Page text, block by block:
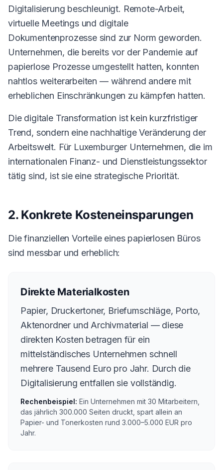
Digitalisierung beschleunigt. Remote-Arbeit,
virtuelle Meetings und digitale
Dokumentenprozesse sind zur Norm geworden.
Unternehmen, die bereits vor der Pandemie auf
papierlose Prozesse umgestellt hatten, konnten
nahtlos weiterarbeiten — während andere mit
erheblichen Einschränkungen zu kämpfen hatten.
Die digitale Transformation ist kein kurzfristiger
Trend, sondern eine nachhaltige Veränderung der
Arbeitswelt. Für Luxemburger Unternehmen, die im
internationalen Finanz- und Dienstleistungssektor
tätig sind, ist sie eine strategische Priorität.
2. Konkrete Kosteneinsparungen
Die finanziellen Vorteile eines papierlosen Büros
sind messbar und erheblich:
Direkte Materialkosten
Papier, Druckertoner, Briefumschläge, Porto,
Aktenordner und Archivmaterial — diese
direkten Kosten betragen für ein
mittelständisches Unternehmen schnell
mehrere Tausend Euro pro Jahr. Durch die
Digitalisierung entfallen sie vollständig.
Rechenbeispiel: Ein Unternehmen mit 30 Mitarbeitern,
das jährlich 300.000 Seiten druckt, spart allein an
Papier- und Tonerkosten rund 3.000–5.000 EUR pro
Jahr.